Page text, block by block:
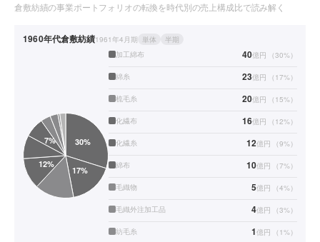
倉敷紡績の事業ポートフォリオの転換を時代別の売上構成比で読み解く
1960年代倉敷紡績1961年4月期 単体
半期
加工綿布
40億円 （30%）
綿糸 23億円 （ 17%）
梳毛糸 20億円 （ 15%）
化繊布 16億円 （ 12%）
化繊糸 12億円 （9%）
綿布 10億円 （7%）
毛織物 5億円 （4%）
毛織外注加工品 4億円 （3%）
紡毛糸 1億円 （ 1%）